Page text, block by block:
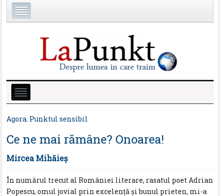
Agora, Punktul sensibil
Ce ne mai rămâne? Onoarea!
Mircea Mihăieş
În numărul trecut al României literare, rasatul poet Adrian
Popescu, omul jovial prin excelență și bunul prieten, mi-a